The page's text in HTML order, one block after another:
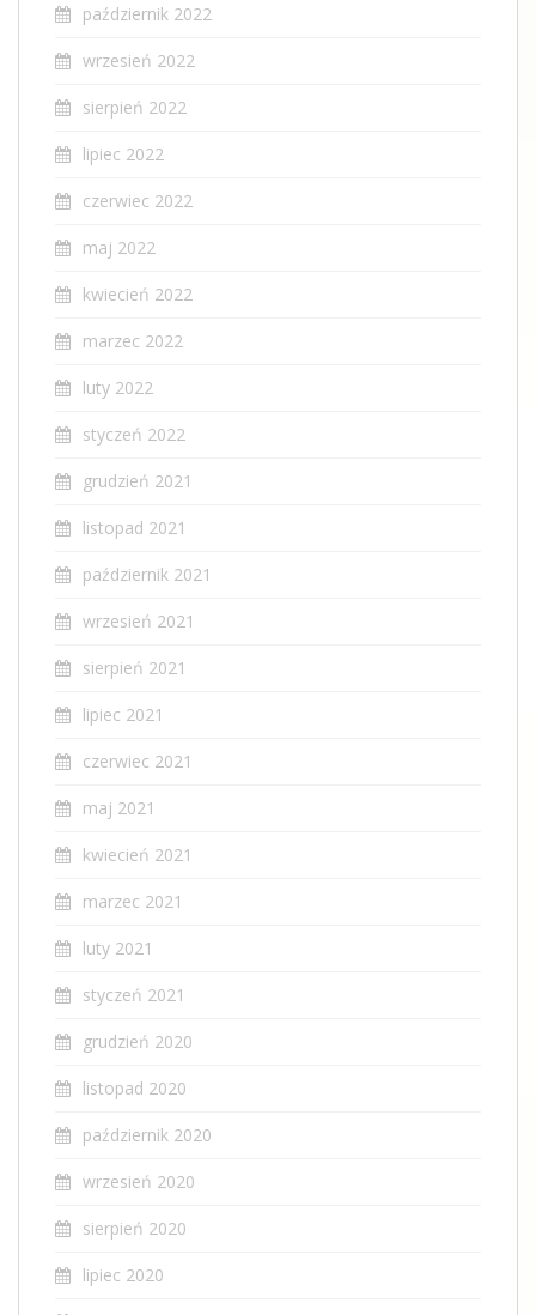
październik 2022
wrzesień 2022
sierpień 2022
lipiec 2022
czerwiec 2022
maj 2022
kwiecień 2022
marzec 2022
luty 2022
styczeń 2022
grudzień 2021
listopad 2021
październik 2021
wrzesień 2021
sierpień 2021
lipiec 2021
czerwiec 2021
maj 2021
kwiecień 2021
marzec 2021
luty 2021
styczeń 2021
grudzień 2020
listopad 2020
październik 2020
wrzesień 2020
sierpień 2020
lipiec 2020